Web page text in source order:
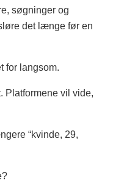
søgninger og
det længe før en
for langsom.
Platformene vil vide,
“kvinde, 29,